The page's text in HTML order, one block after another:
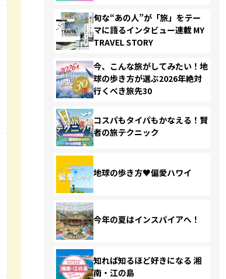
旬な“あの人”が「旅」をテー
マに語るインタビュー連載 MY
TRAVEL STORY
今、こんな旅がしてみたい！地
球の歩き方が選ぶ2026年絶対
行くべき旅先30
コスパもタイパもかなえる！賢
者の旅テクニック
地球の歩き方♥偏愛ハワイ
今年の夏はインスパイアへ！
知れば知るほど好きになる 湘
南・江の島